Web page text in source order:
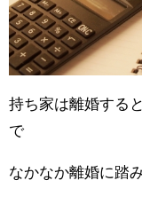
持ち家は離婚する
で
なかなか離婚に踏